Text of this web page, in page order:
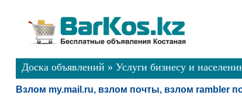
Доска объявлений » Услуги бизнесу и
Взлом my.mail.ru, взлом почты, взлом rambler